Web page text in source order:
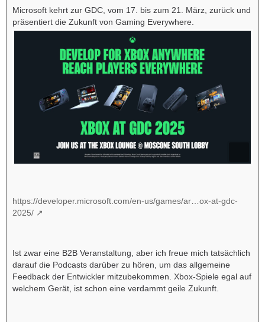
Microsoft kehrt zur GDC, vom 17. bis zum 21. März, zurück und
präsentiert die Zukunft von Gaming Everywhere.
https://developer.microsoft.com/en-us/games/ar…ox-at-gdc-
2025/
Ist zwar eine B2B Veranstaltung, aber ich freue mich tatsächlich
darauf die Podcasts darüber zu hören, um das allgemeine
Feedback der Entwickler mitzubekommen. Xbox-Spiele egal auf
welchem Gerät, ist schon eine verdammt geile Zukunft.